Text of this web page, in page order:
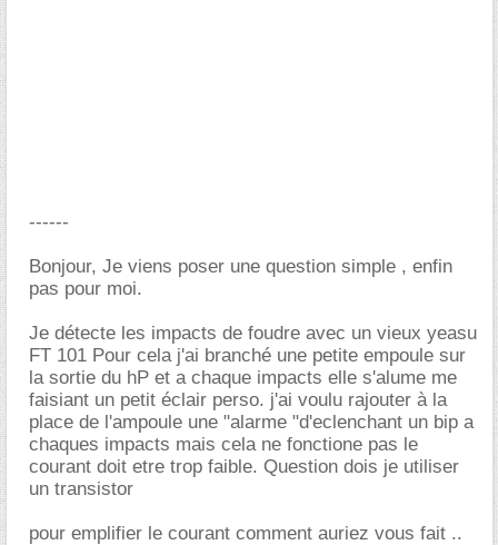
------
Bonjour, Je viens poser une question simple , enfin
pas pour moi.
Je détecte les impacts de foudre avec un vieux yeasu
FT 101 Pour cela j'ai branché une petite empoule sur
la sortie du hP et a chaque impacts elle s'alume me
faisiant un petit éclair perso. j'ai voulu rajouter à la
place de l'ampoule une "alarme "d'eclenchant un bip a
chaques impacts mais cela ne fonctione pas le
courant doit etre trop faible. Question dois je utiliser
un transistor
pour emplifier le courant comment auriez vous fait ..